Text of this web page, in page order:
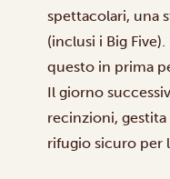
spettacolari, una
(inclusi i Big
questo in prima
Il giorno
recinzioni,
rifugio sicuro per